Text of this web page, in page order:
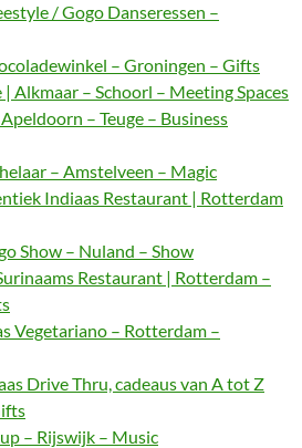
/ Gogo Danseressen –
– Groningen – Gifts
Alkmaar – Schoorl – Meeting Spaces
– Teuge – Business
– Amstelveen – Magic
Indiaas Restaurant | Rotterdam
Show – Nuland – Show
Restaurant | Rotterdam –
Vegetariano – Rotterdam –
Drive Thru, cadeaus van A tot Z
– Rijswijk – Music